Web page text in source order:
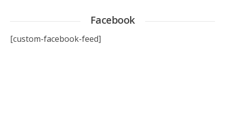
Facebook
[custom-facebook-feed]